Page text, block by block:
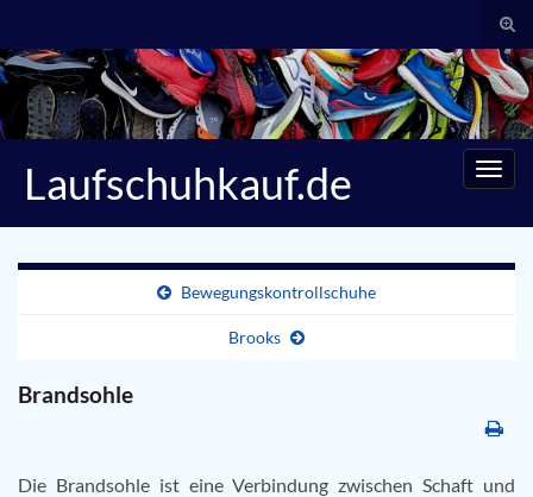
Search for:
Laufschuhkauf.de
Bewegungskontrollschuhe
Brooks
Brandsohle
Die Brandsohle ist eine Verbindung zwischen Schaft und